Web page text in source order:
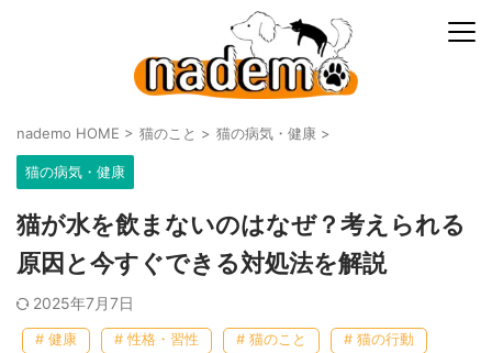
nademo HOME > 猫のこと > 猫の病気・健康 >
猫の病気・健康
猫が水を飲まないのはなぜ？考えられる
原因と今すぐできる対処法を解説
2025年7月7日
# 健康 # 性格・習性 # 猫のこと # 猫の行動